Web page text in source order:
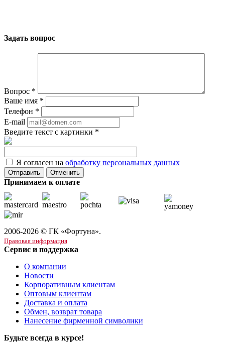
Задать вопрос
Вопрос *
Ваше имя *
Телефон *
E-mail
Введите текст с картинки *
Я согласен на обработку персональных данных
Отменить
Принимаем к оплате
2006-2026 © ГК «Фортуна».
Правовая информация
Сервис и поддержка
О компании
Новости
Корпоративным клиентам
Оптовым клиентам
Доставка и оплата
Обмен, возврат товара
Нанесение фирменной символики
Будьте всегда в курсе!